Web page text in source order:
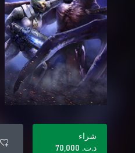
شراء
د.ت.‏ 70,000